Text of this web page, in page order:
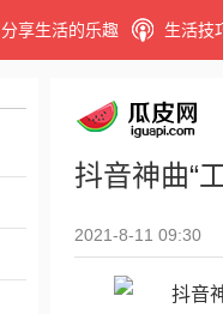
分享生活的乐趣 生活技
抖音神曲“
2021-8-11 09:30